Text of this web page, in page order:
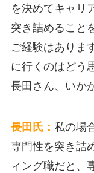
を決めてキャリ
突き詰めること
ご経験はありま
に行くのはどう
長田さん、いか
長田氏： 私の場
専門性を突き詰
ィング職だと、